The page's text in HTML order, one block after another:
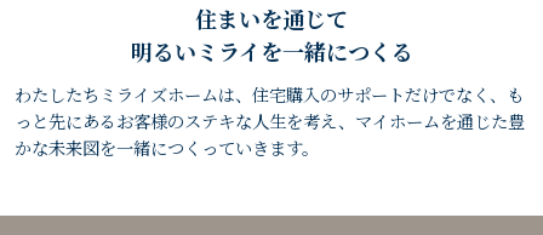
住まいを通じて
明るいミライを一緒につくる
わたしたちミライズホームは、住宅購入のサポートだけでなく、も
っと先にあるお客様のステキな人生を考え、マイホームを通じた豊
かな未来図を一緒につくっていきます。